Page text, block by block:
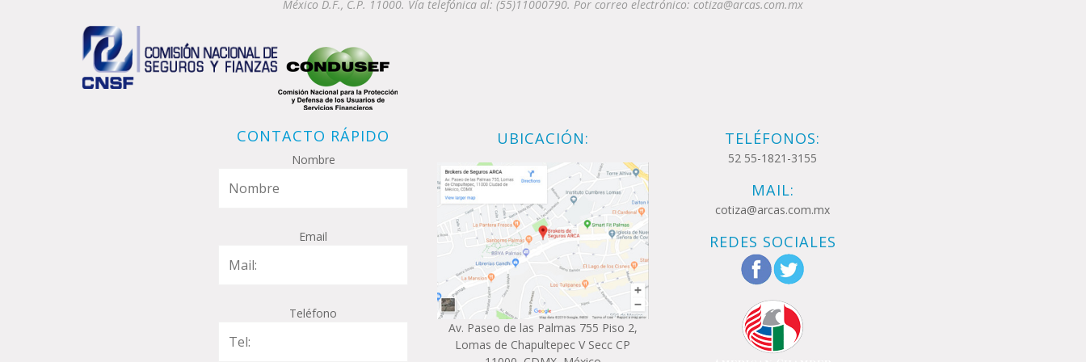
México D.F., C.P. 11000. Vía telefónica al: (55)11000790. Por correo electrónico: cotiza@arcas.com.mx
CONTACTO RÁPIDO
Nombre
Email
Teléfono
UBICACIÓN:
Av. Paseo de las Palmas 755 Piso 2,
Lomas de Chapultepec V Secc CP
TELÉFONOS:
52 55-1821-3155
MAIL:
cotiza@arcas.com.mx
REDES SOCIALES